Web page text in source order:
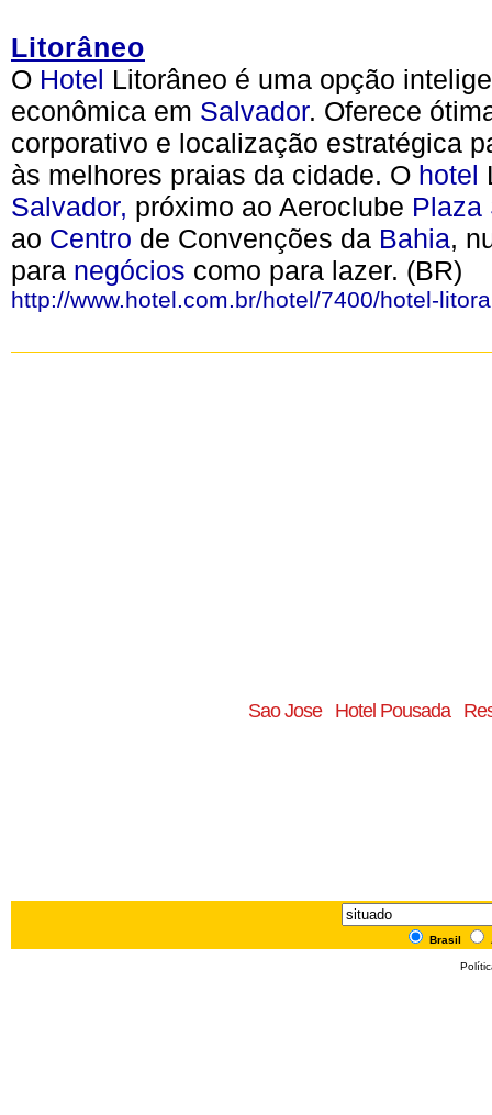
Litorâneo
O Hotel Litorâneo é uma opção
econômica em Salvador. Oferece
corporativo e localização estratégica
às melhores praias da cidade. O hotel
Salvador, próximo ao Aeroclube Plaza
ao Centro de Convenções da Bahia,
para negócios como para lazer. (BR)
http://www.hotel.com.br/hotel/7400/hotel-
Sao Jose Hotel Pousada
Brasil